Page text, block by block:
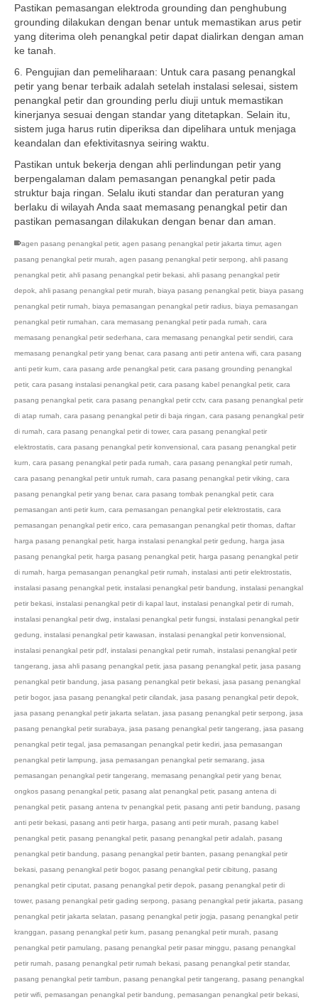
Pastikan pemasangan elektroda grounding dan penghubung
grounding dilakukan dengan benar untuk memastikan arus petir
yang diterima oleh penangkal petir dapat dialirkan dengan aman
ke tanah.
6. Pengujian dan pemeliharaan: Untuk cara pasang penangkal
petir yang benar terbaik adalah setelah instalasi selesai, sistem
penangkal petir dan grounding perlu diuji untuk memastikan
kinerjanya sesuai dengan standar yang ditetapkan. Selain itu,
sistem juga harus rutin diperiksa dan dipelihara untuk menjaga
keandalan dan efektivitasnya seiring waktu.
Pastikan untuk bekerja dengan ahli perlindungan petir yang
berpengalaman dalam pemasangan penangkal petir pada
struktur baja ringan. Selalu ikuti standar dan peraturan yang
berlaku di wilayah Anda saat memasang penangkal petir dan
pastikan pemasangan dilakukan dengan benar dan aman.
agen pasang penangkal petir, agen pasang penangkal petir jakarta timur, agen
pasang penangkal petir murah
agen pasang penangkal petir serpong
ahli pasang
penangkal petir, ahli pasang penangkal petir bekasi ahli pasang penangkal petir
depok ahli pasang penangkal petir murah biaya pasang penangkal petir, biaya pasang
penangkal petir rumah
biaya pemasangan penangkal petir radius biaya pemasangan
penangkal petir rumahan
cara memasang penangkal petir pada rumah
cara
memasang penangkal petir sederhana
cara memasang penangkal petir sendiri cara
memasang penangkal petir yang benar, cara pasang anti petir antena wifi cara pasang
anti petir kurn
cara pasang arde penangkal petir, cara pasang grounding penangkal
petir, cara pasang instalasi penangkal petir, cara pasang kabel penangkal petir, cara
pasang penangkal petir, cara pasang penangkal petir cctv, cara pasang penangkal petir
di atap rumah
cara pasang penangkal petir di baja ringan
cara pasang penangkal petir
di rumah
cara pasang penangkal petir di tower, cara pasang penangkal petir
elektrostatis cara pasang penangkal petir konvensional cara pasang penangkal petir
kurn
cara pasang penangkal petir pada rumah cara pasang penangkal petir rumah
cara pasang penangkal petir untuk rumah
cara pasang penangkal petir viking
cara
pasang penangkal petir yang benar, cara pasang tombak penangkal petir, cara
pemasangan anti petir kurn
cara pemasangan penangkal petir elektrostatis cara
pemasangan penangkal petir erico
cara pemasangan penangkal petir thomas daftar
harga pasang penangkal petir, harga instalasi penangkal petir gedung
harga jasa
pasang penangkal petir, harga pasang penangkal petir, harga pasang penangkal petir
di rumah
harga pemasangan penangkal petir rumah instalasi anti petir elektrostatis
instalasi pasang penangkal petir, instalasi penangkal petir bandung
instalasi penangkal
petir bekasi instalasi penangkal petir di kapal laut instalasi penangkal petir di rumah
instalasi penangkal petir dwg
instalasi penangkal petir fungsi instalasi penangkal petir
gedung
instalasi penangkal petir kawasan instalasi penangkal petir konvensional
instalasi penangkal petir pdf instalasi penangkal petir rumah
instalasi penangkal petir
tangerang
jasa ahli pasang penangkal petir, jasa pasang penangkal petir, jasa pasang
penangkal petir bandung
jasa pasang penangkal petir bekasi jasa pasang penangkal
petir bogor, jasa pasang penangkal petir cilandak jasa pasang penangkal petir depok
jasa pasang penangkal petir jakarta selatan
jasa pasang penangkal petir serpong
jasa
pasang penangkal petir surabaya
jasa pasang penangkal petir tangerang
jasa pasang
penangkal petir tegal jasa pemasangan penangkal petir kediri jasa pemasangan
penangkal petir lampung
jasa pemasangan penangkal petir semarang
jasa
pemasangan penangkal petir tangerang
memasang penangkal petir yang benar,
ongkos pasang penangkal petir, pasang alat penangkal petir, pasang antena di
penangkal petir, pasang antena tv penangkal petir, pasang anti petir bandung
pasang
anti petir bekasi pasang anti petir harga pasang anti petir murah
pasang kabel
penangkal petir, pasang penangkal petir, pasang penangkal petir adalah
pasang
penangkal petir bandung
pasang penangkal petir banten
pasang penangkal petir
bekasi pasang penangkal petir bogor, pasang penangkal petir cibitung
pasang
penangkal petir ciputat pasang penangkal petir depok pasang penangkal petir di
tower, pasang penangkal petir gading serpong pasang penangkal petir jakarta
pasang
penangkal petir jakarta selatan
pasang penangkal petir jogja
pasang penangkal petir
kranggan
pasang penangkal petir kurn pasang penangkal petir murah
pasang
penangkal petir pamulang
pasang penangkal petir pasar minggu
pasang penangkal
petir rumah
pasang penangkal petir rumah bekasi pasang penangkal petir standar,
pasang penangkal petir tambun
pasang penangkal petir tangerang
pasang penangkal
petir wifi pemasangan penangkal petir bandung pemasangan penangkal petir bekasi